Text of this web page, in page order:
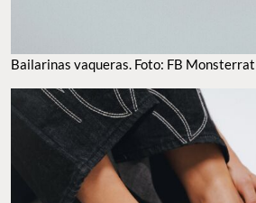
Bailarinas vaqueras. Foto: FB